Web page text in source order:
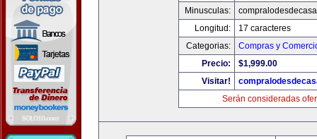
Minusculas:
Longitud:
17 caracteres
Categorias:
Compras y
Precio:
$1,999.00
Visitar!
Serán consideradas